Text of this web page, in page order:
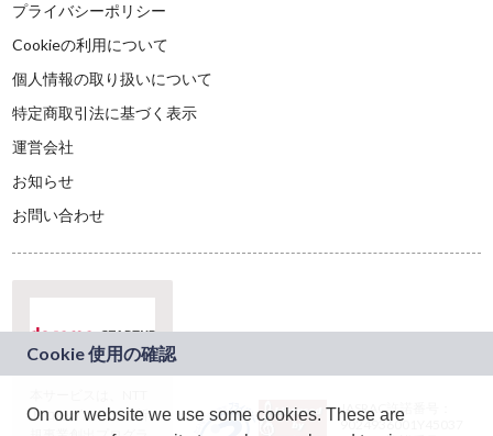
プライバシーポリシー
Cookieの利用について
個人情報の取り扱いについて
特定商取引法に基づく表示
運営会社
お知らせ
お問い合わせ
ドコモグループの新
JASRAC許諾番号：
9024936001Y45037
On our website we use some cookies. These are